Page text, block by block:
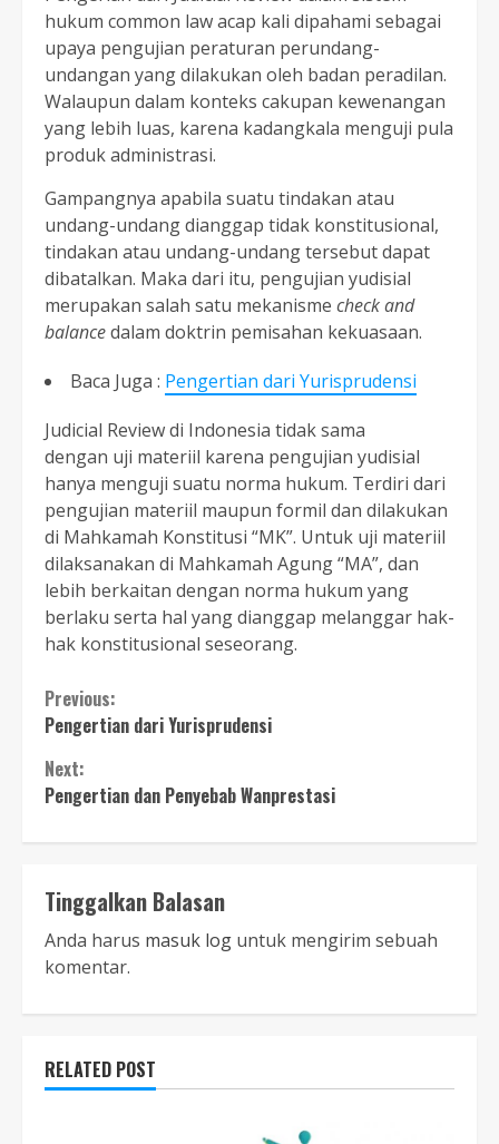
hukum common law acap kali dipahami sebagai
upaya pengujian peraturan perundang-
undangan yang dilakukan oleh badan peradilan.
Walaupun dalam konteks cakupan kewenangan
yang lebih luas, karena kadangkala menguji pula
produk administrasi.
Gampangnya apabila suatu tindakan atau
undang-undang dianggap tidak konstitusional,
tindakan atau undang-undang tersebut dapat
dibatalkan. Maka dari itu, pengujian yudisial
merupakan salah satu mekanisme check and
balancedalam doktrin pemisahan kekuasaan.
Baca Juga : Pengertian dari Yurisprudensi
Judicial Review di Indonesia tidak sama
dengan uji materiil karena pengujian yudisial
hanya menguji suatu norma hukum. Terdiri dari
pengujian materiil maupun formil dan dilakukan
di Mahkamah Konstitusi “MK”. Untuk uji materiil
dilaksanakan di Mahkamah Agung “MA”, dan
lebih berkaitan dengan norma hukum yang
berlaku serta hal yang dianggap melanggar hak-
hak konstitusional seseorang.
Continue
Reading
Previous:
Pengertian dari Yurisprudensi
Next:
Pengertian dan Penyebab Wanprestasi
Tinggalkan Balasan
Anda harus masuk log untuk mengirim sebuah
komentar.
RELATED POST